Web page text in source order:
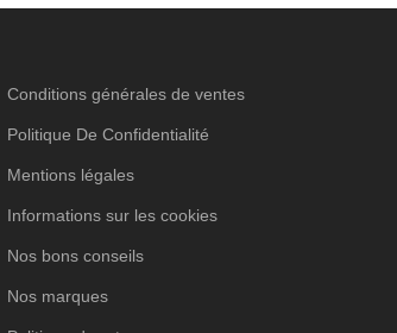
Conditions générales de ventes
Politique De Confidentialité
Mentions légales
Informations sur les cookies
Nos bons conseils
Nos marques